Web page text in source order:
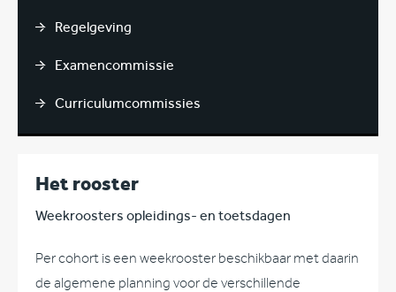
Regelgeving
Examencommissie
Curriculumcommissies
Het rooster
Weekroosters opleidings- en toetsdagen
Per cohort is een weekrooster beschikbaar met daarin
de algemene planning voor de verschillende